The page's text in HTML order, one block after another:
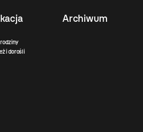
rodziny
i dorośli
Archiwum